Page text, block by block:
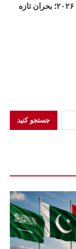
جستجو کنید